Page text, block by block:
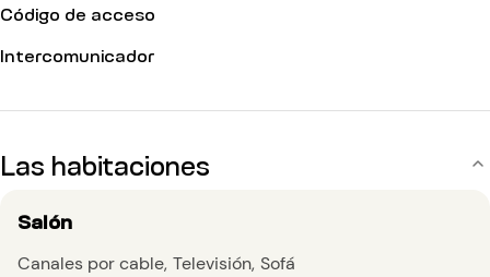
Código de acceso
Intercomunicador
Las habitaciones
Salón
Canales por cable Televisión Sofá